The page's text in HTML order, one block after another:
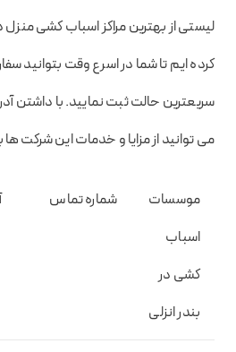
لیستی از بهترین مراکز اسباب کشی منزل
کرده ایم تا شما در اسرع وقت بتوانید
سریعترین حالت ثبت نمایید. با داشتن
می توانید از مزایا و خدمات این شرکت ها
موسسات
اسباب
کشی در
بندر انزلی
شماره تماس